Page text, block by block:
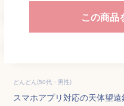
この商品
どんどん(50代・男性)
スマホアプリ対応の天体望